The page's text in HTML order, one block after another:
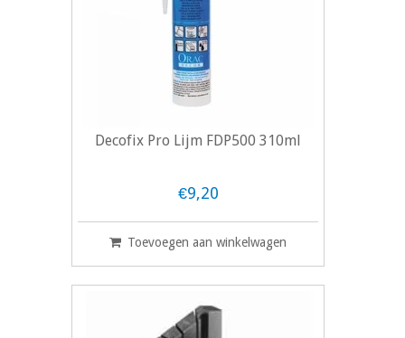
Decofix Pro Lijm FDP500 310ml
€9,20
Toevoegen aan winkelwagen